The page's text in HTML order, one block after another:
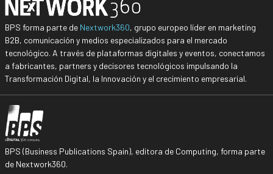
BPS forma parte de Nextwork360, grupo europeo líder en marketing
B2B, comunicación y medios especializados para el mercado
tecnológico. A través de plataformas digitales y eventos, conectamos
a fabricantes, partners y decisores tecnológicos impulsando la
Transformación Digital, la Innovación y el crecimiento empresarial.
BPS (Business Publications Spain), editora de Computing, forma parte
de Nextwork360.